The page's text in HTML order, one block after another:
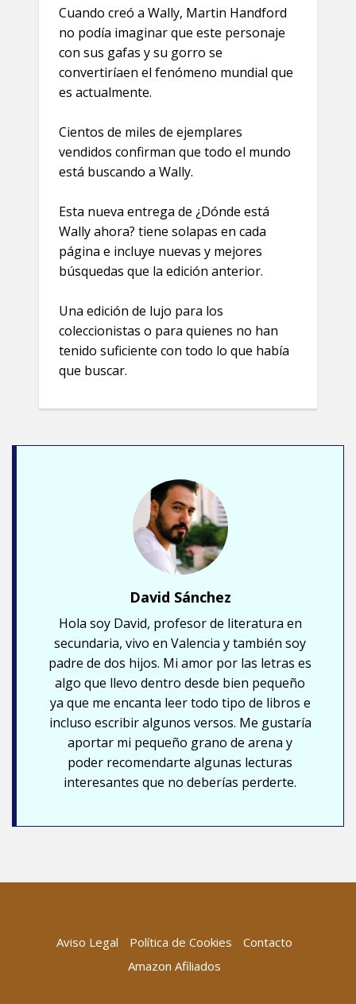
Cuando creó a Wally, Martin Handford
no podía imaginar que este personaje
con sus gafas y su gorro se
convertiríaen el fenómeno mundial que
es actualmente.
Cientos de miles de ejemplares
vendidos confirman que todo el mundo
está buscando a Wally.
Esta nueva entrega de ¿Dónde está
Wally ahora? tiene solapas en cada
página e incluye nuevas y mejores
búsquedas que la edición anterior.
Una edición de lujo para los
coleccionistas o para quienes no han
tenido suficiente con todo lo que había
que buscar.
David Sánchez
Hola soy David, profesor de literatura en
secundaria, vivo en Valencia y también soy
padre de dos hijos. Mi amor por las letras es
algo que llevo dentro desde bien pequeño
ya que me encanta leer todo tipo de libros e
incluso escribir algunos versos. Me gustaría
aportar mi pequeño grano de arena y
poder recomendarte algunas lecturas
interesantes que no deberías perderte.
Aviso Legal Política de Cookies
Contacto
Amazon Afiliados